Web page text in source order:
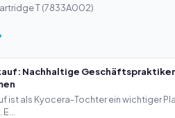
T (7833A002)
Nachhaltige
ist als Kyocera-Tochter ein wichtiger